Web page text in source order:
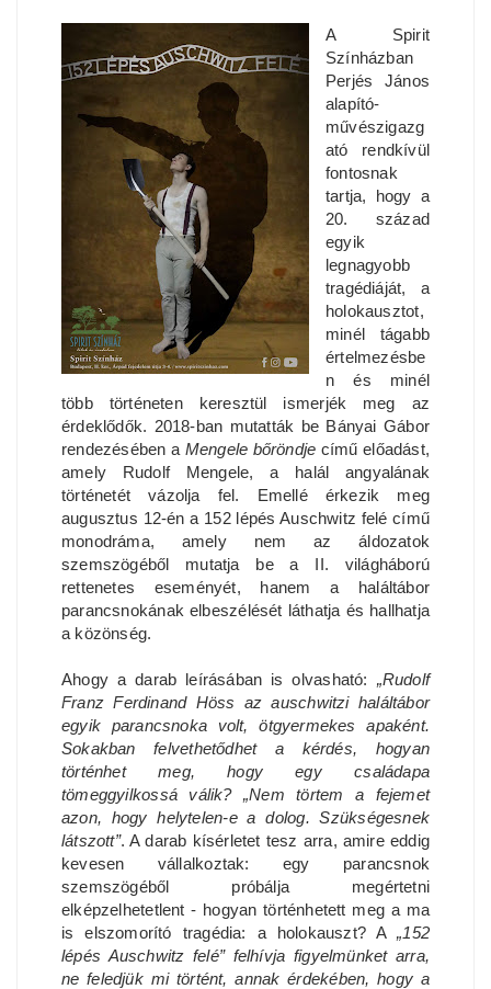
A Spirit
Színházban
Perjés János
alapító-
művészigazg
ató rendkívül
fontosnak
tartja, hogy a
20. század
egyik
legnagyobb
tragédiáját, a
holokausztot,
minél tágabb
értelmezésbe
n és minél
több történeten keresztül ismerjék meg az
érdeklődők. 2018-ban mutatták be Bányai Gábor
rendezésében a Mengele bőröndje című előadást,
amely Rudolf Mengele, a halál angyalának
történetét vázolja fel. Emellé érkezik meg
augusztus 12-én a 152 lépés Auschwitz felé című
monodráma, amely nem az áldozatok
szemszögéből mutatja be a II. világháború
rettenetes eseményét, hanem a haláltábor
parancsnokának elbeszélését láthatja és hallhatja
a közönség.
Ahogy a darab leírásában is olvasható: „Rudolf
Franz Ferdinand Höss az auschwitzi haláltábor
egyik parancsnoka volt, ötgyermekes apaként.
Sokakban felvethetődhet a kérdés, hogyan
történhet meg, hogy egy családapa
tömeggyilkossá válik? „Nem törtem a fejemet
azon, hogy helytelen-e a dolog. Szükségesnek
látszott”. A darab kísérletet tesz arra, amire eddig
kevesen vállalkoztak: egy parancsnok
szemszögéből próbálja megértetni
elképzelhetetlent - hogyan történhetett meg a ma
is elszomorító tragédia: a holokauszt? A„152
lépés Auschwitz felé” felhívja figyelmünket arra,
ne feledjük mi történt, annak érdekében, hogy a